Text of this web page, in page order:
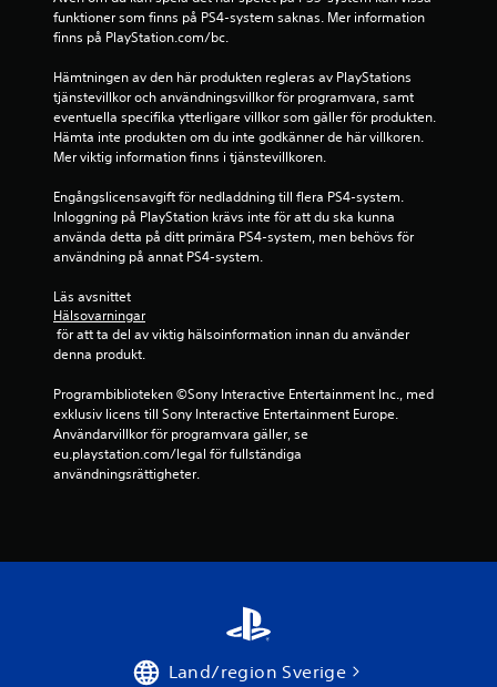
e
r
a
p
å
7
e
funktioner som finns på PS4-system saknas. Mer information
finns på PlayStation.com/bc.
Hämtningen av den här produkten regleras av PlayStations
tjänstevillkor och användningsvillkor för programvara, samt
eventuella specifika ytterligare villkor som gäller för produkten.
Hämta inte produkten om du inte godkänner de här villkoren.
Mer viktig information finns i tjänstevillkoren.
Engångslicensavgift för nedladdning till flera PS4-system.
Inloggning på PlayStation krävs inte för att du ska kunna
använda detta på ditt primära PS4-system, men behövs för
användning på annat PS4-system.
Läs avsnittet
Hälsovarningar
denna produkt.
Programbiblioteken ©Sony Interactive Entertainment Inc., med
exklusiv licens till Sony Interactive Entertainment Europe.
Användarvillkor för programvara gäller, se
eu.playstation.com/legal för fullständiga
användningsrättigheter.
Land/region Sverige